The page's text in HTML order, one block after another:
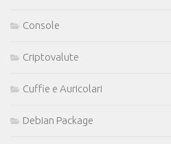
Console
Criptovalute
Cuffie e Auricolari
Debian Package